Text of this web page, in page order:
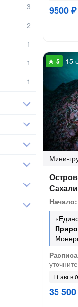
9500 ₽
15
Мини-
Начало:
11 авг в
35